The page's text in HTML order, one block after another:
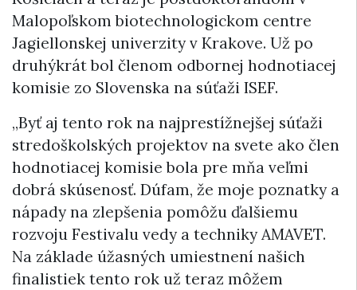
Malopoľskom biotechnologickom centre
Jagiellonskej univerzity v Krakove. Už po
druhýkrát bol členom odbornej hodnotiacej
komisie zo Slovenska na súťaži ISEF.
„Byť aj tento rok na najprestížnejšej súťaži
stredoškolských projektov na svete ako člen
hodnotiacej komisie bola pre mňa veľmi
dobrá skúsenosť. Dúfam, že moje poznatky a
nápady na zlepšenia pomôžu ďalšiemu
rozvoju Festivalu vedy a techniky AMAVET.
Na základe úžasných umiestnení našich
finalistiek tento rok už teraz môžem